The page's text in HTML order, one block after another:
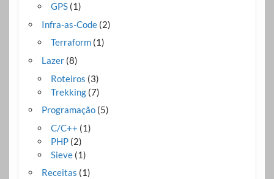
GPS(1)
Infra-as-Code(2)
Terraform(1)
Lazer(8)
Roteiros (3)
Trekking(7)
Programação(5)
C/C++ (1)
PHP(2)
Sieve(1)
Receitas (1)